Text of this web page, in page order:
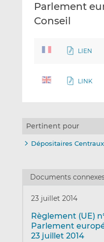
Parlement
Conseil
LIEN
LINK
Pertinent pour
Dépositaires
Documents
23 juillet 2014
Règlement (UE)
Parlement
23 juillet 2014